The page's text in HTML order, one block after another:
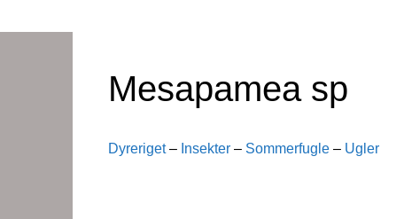
Mesapamea sp
Dyreriget– Insekter – Sommerfugle – Ugler